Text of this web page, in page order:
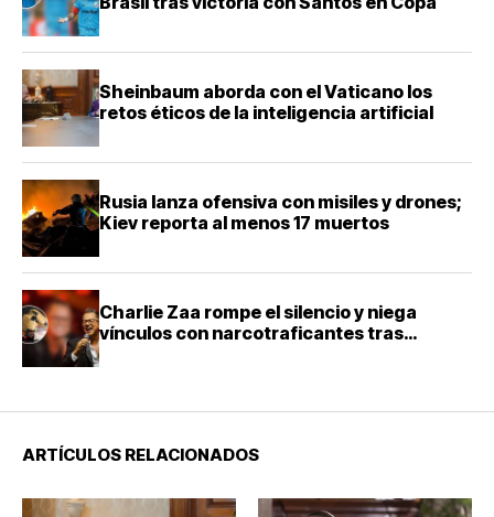
Sheinbaum aborda con el Vaticano los
retos éticos de la inteligencia artificial
Rusia lanza ofensiva con misiles y drones;
Kiev reporta al menos 17 muertos
Charlie Zaa rompe el silencio y niega
vínculos con narcotraficantes tras
ARTÍCULOS RELACIONADOS